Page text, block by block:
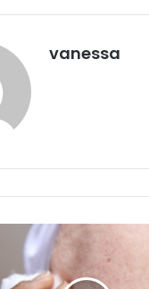
vanessa